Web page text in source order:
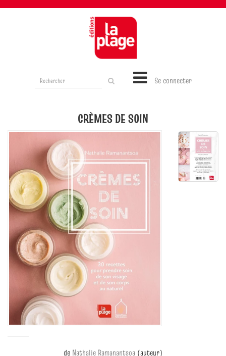
Se connecter
CRÈMES DE SOIN
de Nathalie Ramanantsoa (auteur)